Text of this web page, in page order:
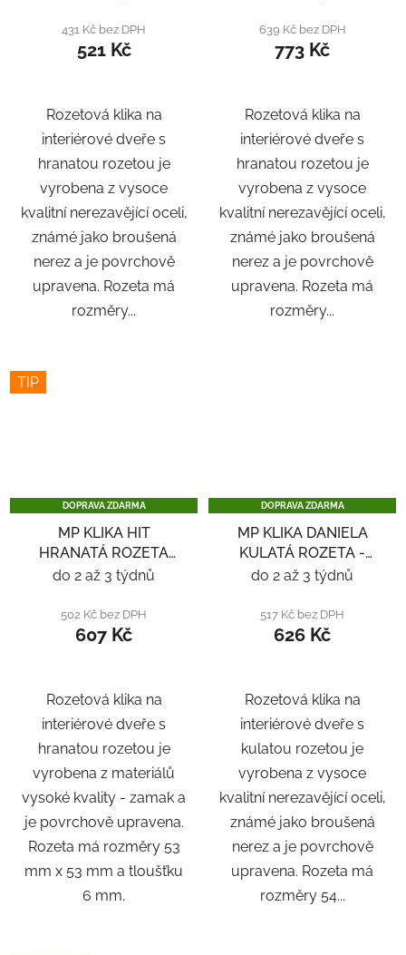
431 Kč bez DPH
521 Kč
Rozetová klika na
interiérové ​​dveře s
hranatou rozetou je
vyrobena z vysoce
kvalitní nerezavějící oceli,
známé jako broušená
nerez a je povrchově
upravena. Rozeta má
rozměry...
639 Kč bez DPH
773 Kč
Rozetová klika na
interiérové ​​dveře s
hranatou rozetou je
vyrobena z vysoce
kvalitní nerezavějící oceli,
známé jako broušená
nerez a je povrchově
upravena. Rozeta má
rozměry...
TIP
DOPRAVA ZDARMA
MP KLIKA HIT
HRANATÁ ROZETA
SQ6 - ČERNÁ
do 2 až 3 týdnů
502 Kč bez DPH
607 Kč
Rozetová klika na
interiérové ​​dveře s
hranatou rozetou je
vyrobena z materiálů
vysoké kvality - zamak a
je povrchově upravena.
Rozeta má rozměry 53
mm x 53 mm a tloušťku
6 mm.
DOPRAVA ZDARMA
MP KLIKA DANIELA
KULATÁ ROZETA -
NEREZ
do 2 až 3 týdnů
517 Kč bez DPH
626 Kč
Rozetová klika na
interiérové ​​dveře s
kulatou rozetou je
vyrobena z vysoce
kvalitní nerezavějící oceli,
známé jako broušená
nerez a je povrchově
upravena. Rozeta má
rozměry 54...